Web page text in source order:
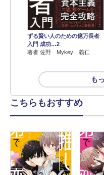
ずる賢い人のための億万長者
入門 成功…2
著者 佐野 Mykey 義仁
も
こちらもおすすめ